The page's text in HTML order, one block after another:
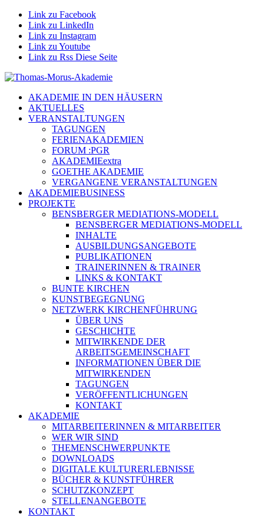
Link zu Facebook
Link zu LinkedIn
Link zu Instagram
Link zu Youtube
Link zu Rss Diese Seite
AKADEMIE IN DEN HÄUSERN
AKTUELLES
VERANSTALTUNGEN
TAGUNGEN
FERIENAKADEMIEN
FORUM :PGR
AKADEMIEextra
GOETHE AKADEMIE
VERGANGENE VERANSTALTUNGEN
AKADEMIEBUSINESS
PROJEKTE
BENSBERGER MEDIATIONS-MODELL
BENSBERGER MEDIATIONS-MODELL
INHALTE
AUSBILDUNGSANGEBOTE
PUBLIKATIONEN
TRAINERINNEN & TRAINER
LINKS & KONTAKT
BUNTE KIRCHEN
KUNSTBEGEGNUNG
NETZWERK KIRCHENFÜHRUNG
ÜBER UNS
GESCHICHTE
MITWIRKENDE DER
ARBEITSGEMEINSCHAFT
INFORMATIONEN ÜBER DIE
MITWIRKENDEN
TAGUNGEN
VERÖFFENTLICHUNGEN
KONTAKT
AKADEMIE
MITARBEITERINNEN & MITARBEITER
WER WIR SIND
THEMENSCHWERPUNKTE
DOWNLOADS
DIGITALE KULTURERLEBNISSE
BÜCHER & KUNSTFÜHRER
SCHUTZKONZEPT
STELLENANGEBOTE
KONTAKT